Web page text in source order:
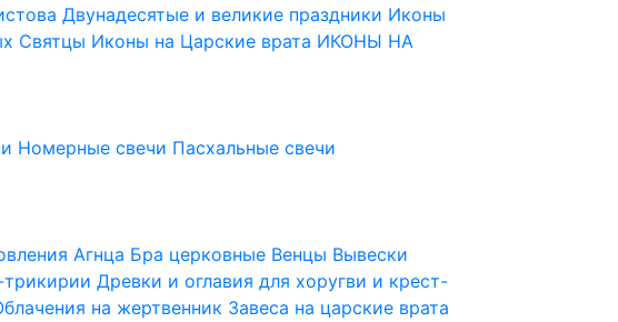
Двунадесятые и великие праздники Иконы
Святцы Иконы на Царские врата ИКОНЫ НА
Номерные свечи Пасхальные свечи
Агнца Бра церковные Венцы Вывески
Древки и оглавия для хоругви и крест-
на жертвенник Завеса на царские врата